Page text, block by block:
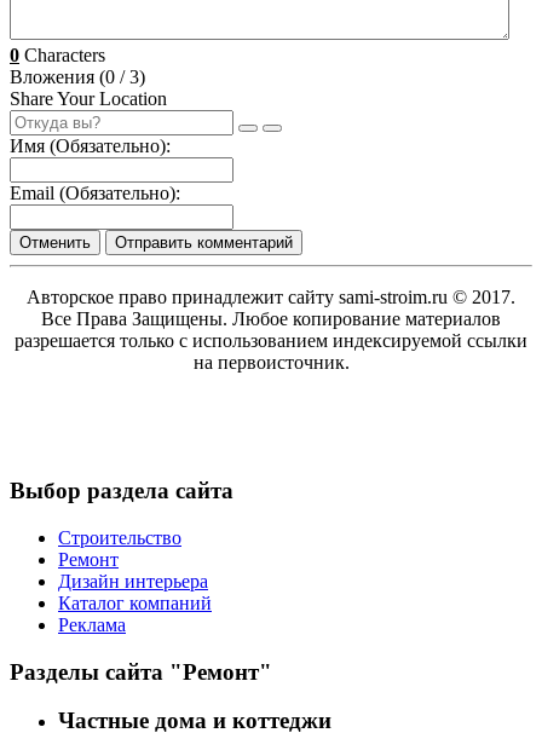
0 Characters
Вложения (0 / 3)
Share Your Location
Имя (Обязательно):
Email (Обязательно):
Отменить Отправить комментарий
Авторское право принадлежит сайту sami-stroim.ru © 2017.
Все Права Защищены. Любое копирование материалов
разрешается только с использованием индексируемой ссылки
на первоисточник.
Выбор раздела сайта
Строительство
Ремонт
Дизайн интерьера
Каталог компаний
Реклама
Разделы сайта "Ремонт"
Частные дома и коттеджи